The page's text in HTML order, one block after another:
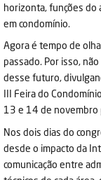
horizonta, funções do
em condomínio.
Agora é tempo de
passado. Por isso,
desse futuro,
III Feira do
13 e 14 de novembro
Nos dois dias do
desde o impacto da
comunicação entre